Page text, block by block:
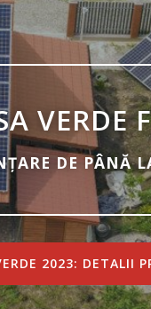
VERDE
DE PÂNĂ
2023: DETALII